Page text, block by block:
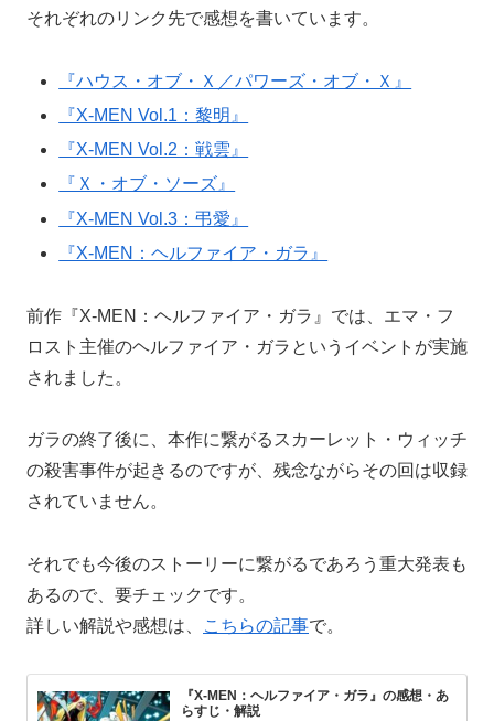
それぞれのリンク先で感想を書いています。
『ハウス・オブ・Ｘ／パワーズ・オブ・Ｘ』
『X-MEN Vol.1：黎明』
『X-MEN Vol.2：戦雲』
『Ｘ・オブ・ソーズ』
『X-MEN Vol.3：弔愛』
『X-MEN：ヘルファイア・ガラ』
前作『X-MEN：ヘルファイア・ガラ』では、エマ・フ
ロスト主催のヘルファイア・ガラというイベントが実施
されました。
ガラの終了後に、本作に繋がるスカーレット・ウィッチ
の殺害事件が起きるのですが、残念ながらその回は収録
されていません。
それでも今後のストーリーに繋がるであろう重大発表も
あるので、要チェックです。
詳しい解説や感想は、
こちらの記事で。
『X-MEN：ヘルファイア・ガラ』の感想・あ
らすじ・解説